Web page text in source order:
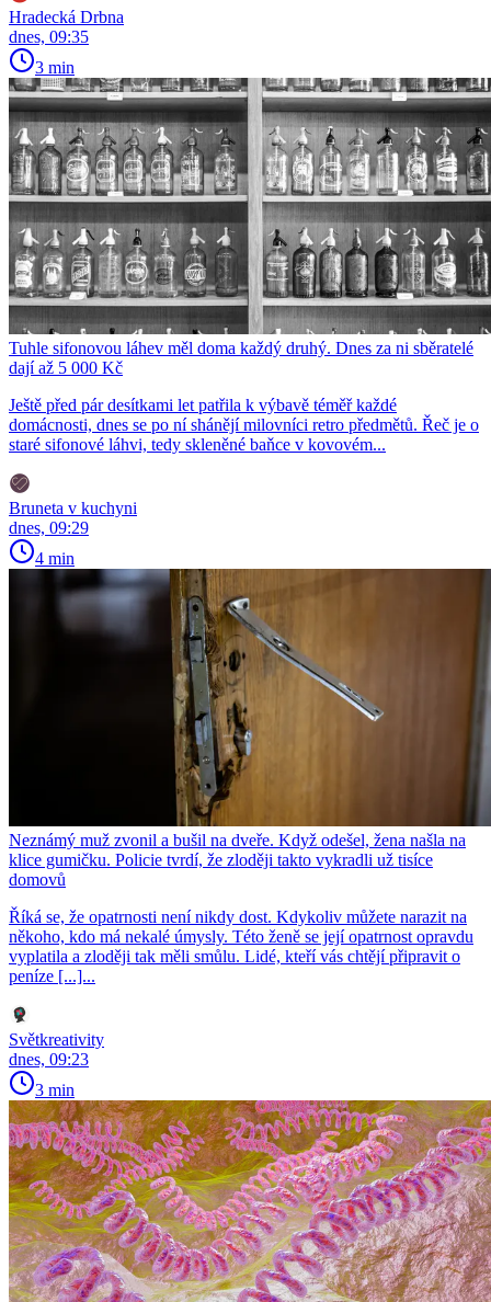
Hradecká Drbna
dnes, 09:35
3 min
Tuhle sifonovou láhev měl doma každý druhý. Dnes za ni sběratelé
dají až 5 000 Kč
Ještě před pár desítkami let patřila k výbavě téměř každé
domácnosti, dnes se po ní shánějí milovníci retro předmětů. Řeč je o
staré sifonové láhvi, tedy skleněné baňce v kovovém...
Bruneta v kuchyni
dnes, 09:29
4 min
Neznámý muž zvonil a bušil na dveře. Když odešel, žena našla na
klice gumičku. Policie tvrdí, že zloději takto vykradli už tisíce
domovů
Říká se, že opatrnosti není nikdy dost. Kdykoliv můžete narazit na
někoho, kdo má nekalé úmysly. Této ženě se její opatrnost opravdu
vyplatila a zloději tak měli smůlu. Lidé, kteří vás chtějí připravit o
peníze [...]...
Světkreativity
dnes, 09:23
3 min